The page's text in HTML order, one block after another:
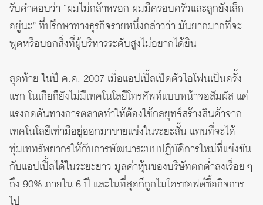
รับคำตอบว่า “ผมไม่กล้าหรอก ผมมีครอบครัวและลูกยังเล็ก
อยู่นะ” ที่ปรึกษาทางธุรกิจรายหนึ่งกล่าวว่า มันยากมากที่จะ
พูดหรือบอกสิ่งที่ผู้บริหารระดับสูงไม่อยากได้ยิน
สุดท้าย ในปี ค.ศ. 2007 เมื่อแอปเปิ้ลเปิดตัวไอโฟนเป็นครั้ง
แรก โนเกียก็ยังไม่มีเทคโนโลยีโทรศัพท์แบบหน้าจอสัมผัส แต่
แรงกดดันทางการตลาดทำให้ต้องใช้กลยุทธ์สร้างสินค้าจาก
เทคโนโลยีเท่ามีอยู่ออกมาขายแข่งในระยะสั้น แทนที่จะได้
ทุ่มเททรัพยากรให้กับการพัฒนาระบบปฏิบัติการใหม่ที่แข่งขัน
กับแอปเปิ้ลได้ในระยะยาว มูลค่าหุ้นของบริษัทตกต่ำลงเรื่อย ๆ
ถึง 90% ภายใน 6 ปี และในที่สุดก็ถูกไมโครซอฟต์ซื้อกิจการ
ไป